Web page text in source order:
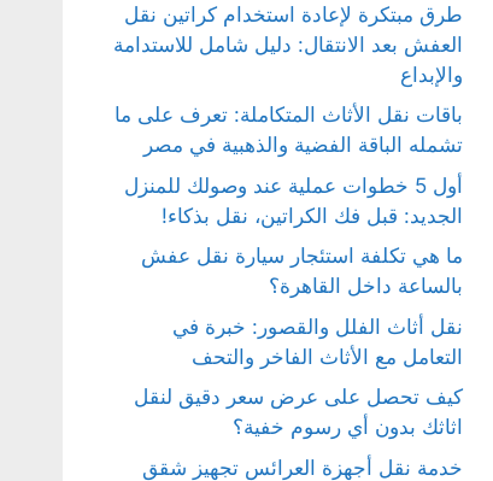
طرق مبتكرة لإعادة استخدام كراتين نقل
العفش بعد الانتقال: دليل شامل للاستدامة
والإبداع
باقات نقل الأثاث المتكاملة: تعرف على ما
تشمله الباقة الفضية والذهبية في مصر
أول 5 خطوات عملية عند وصولك للمنزل
الجديد: قبل فك الكراتين، نقل بذكاء!
ما هي تكلفة استئجار سيارة نقل عفش
بالساعة داخل القاهرة؟
نقل أثاث الفلل والقصور: خبرة في
التعامل مع الأثاث الفاخر والتحف
كيف تحصل على عرض سعر دقيق لنقل
اثاثك بدون أي رسوم خفية؟
خدمة نقل أجهزة العرائس تجهيز شقق